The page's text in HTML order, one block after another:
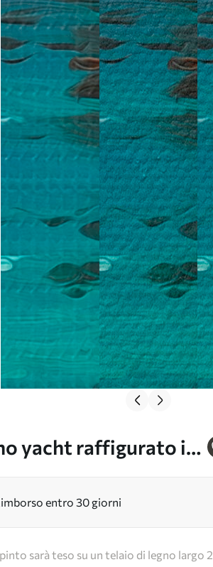
yacht raffigurato in
entro 30 giorni
sarà teso su un telaio di legno largo 2